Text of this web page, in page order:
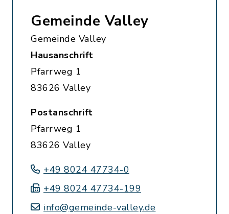
Gemeinde Valley
Gemeinde Valley
Hausanschrift
Pfarrweg 1
83626 Valley
Postanschrift
Pfarrweg 1
83626 Valley
+49 8024 47734-0
+49 8024 47734-199
info@gemeinde-valley.de